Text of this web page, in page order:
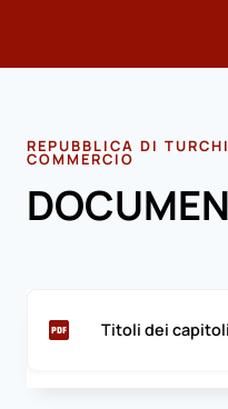
REPUBBLICA DI
COMMERCIO
Titoli dei capitoli